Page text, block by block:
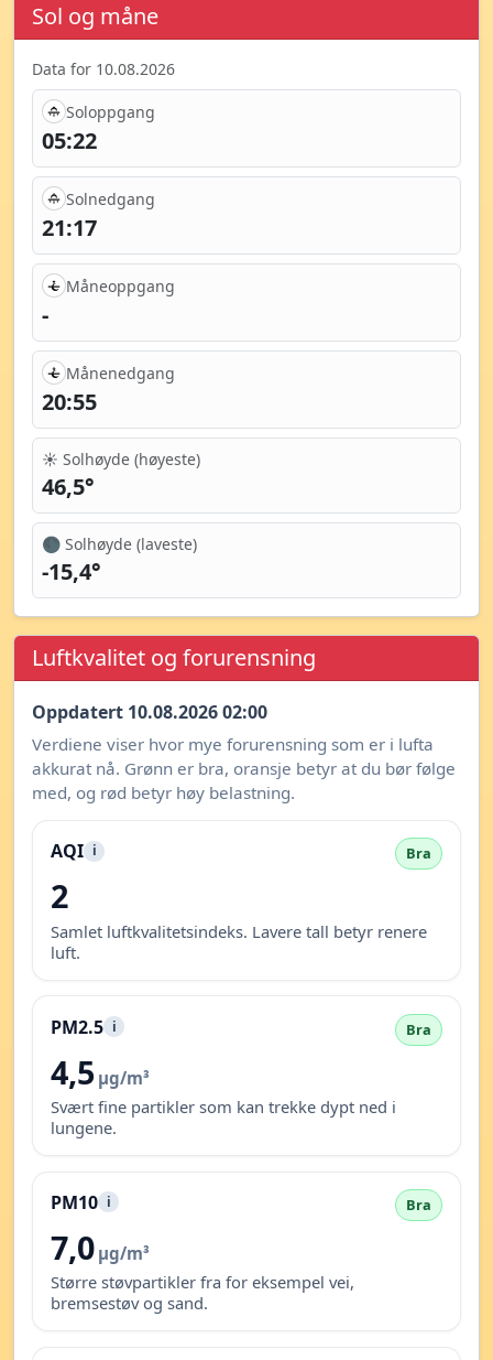
Sol og måne
Data for 10.08.2026
Soloppgang
05:22
Solnedgang
21:17
Måneoppgang
-
Månenedgang
20:55
☀️ Solhøyde (høyeste)
46,5°
🌑 Solhøyde (laveste)
-15,4°
Luftkvalitet og forurensning
Oppdatert 10.08.2026 02:00
Verdiene viser hvor mye forurensning som er i lufta
akkurat nå. Grønn er bra, oransje betyr at du bør følge
med, og rød betyr høy belastning.
AQI i Bra
2
Samlet luftkvalitetsindeks. Lavere tall betyr renere
luft.
PM2.5 i Bra
4,5 µg/m³
Svært fine partikler som kan trekke dypt ned i
lungene.
PM10 i Bra
7,0 µg/m³
Større støvpartikler fra for eksempel vei,
bremsestøv og sand.